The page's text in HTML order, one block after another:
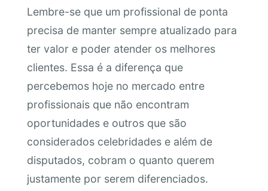
Lembre-se que um profissional de ponta
precisa de manter sempre atualizado para
ter valor e poder atender os melhores
clientes. Essa é a diferença que
percebemos hoje no mercado entre
profissionais que não encontram
oportunidades e outros que são
considerados celebridades e além de
disputados, cobram o quanto querem
justamente por serem diferenciados.